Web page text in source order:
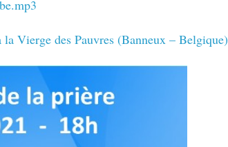
Vierge des Pauvres (Banneux – Belgique)